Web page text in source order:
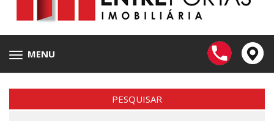
Toggle
navigation
MENU
PESQUISAR